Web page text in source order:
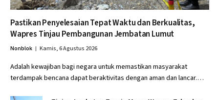
Pastikan Penyelesaian Tepat Waktu dan Berkualitas,
Wapres Tinjau Pembangunan Jembatan Lumut
Nonblok Kamis, 6 Agustus 2026
Adalah kewajiban bagi negara untuk memastikan masyarakat
terdampak bencana dapat beraktivitas dengan aman dan lancar.…